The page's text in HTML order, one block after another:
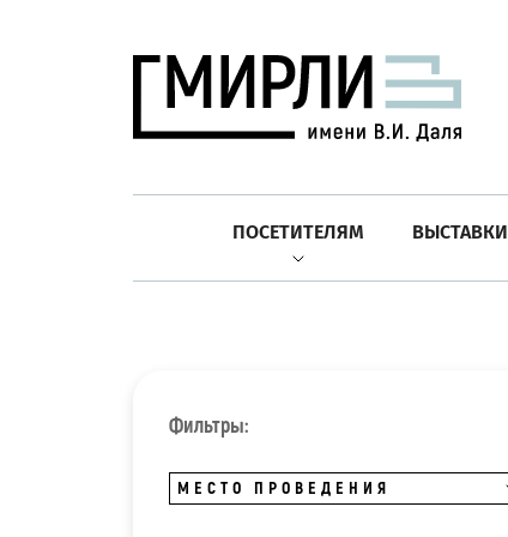
ПОСЕТИТЕЛЯМ ВЫСТАВКИ
Фильтры:
МЕСТО ПРОВЕДЕНИЯ